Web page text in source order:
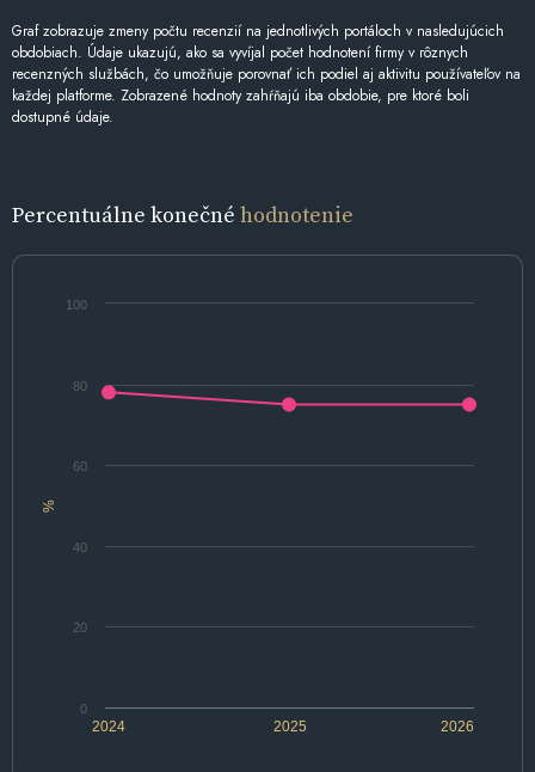
Graf zobrazuje zmeny počtu recenzií na jednotlivých portáloch v nasledujúcich
obdobiach. Údaje ukazujú, ako sa vyvíjal počet hodnotení firmy v rôznych
recenzných službách, čo umožňuje porovnať ich podiel aj aktivitu používateľov na
každej platforme. Zobrazené hodnoty zahŕňajú iba obdobie, pre ktoré boli
dostupné údaje.
Percentuálne konečné hodnotenie
%
2024 2025 2026
0
20
40
60
80
100